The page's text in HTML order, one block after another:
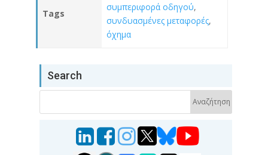
Tags
συμπεριφορά οδηγού,
συνδυασμένες μεταφορές,
όχημα
Search